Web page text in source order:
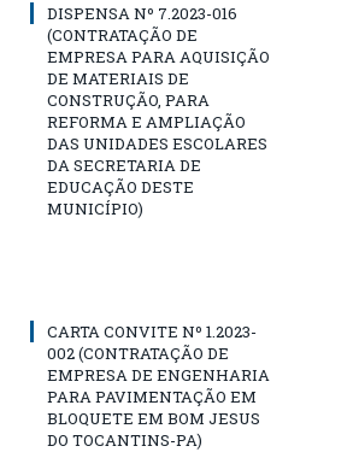
DISPENSA Nº 7.2023-016
(CONTRATAÇÃO DE
EMPRESA PARA AQUISIÇÃO
DE MATERIAIS DE
CONSTRUÇÃO, PARA
REFORMA E AMPLIAÇÃO
DAS UNIDADES ESCOLARES
DA SECRETARIA DE
EDUCAÇÃO DESTE
MUNICÍPIO)
CARTA CONVITE Nº 1.2023-
002 (CONTRATAÇÃO DE
EMPRESA DE ENGENHARIA
PARA PAVIMENTAÇÃO EM
BLOQUETE EM BOM JESUS
DO TOCANTINS-PA)